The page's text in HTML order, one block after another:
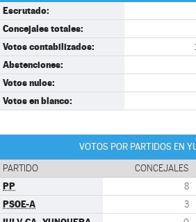
Escrutado:
Concejales totales:
Votos contabilizados:
Abstenciones:
Votos nulos:
Votos en blanco:
VOTOS POR PARTIDOS EN
PARTIDO CONCEJALES
PP 8
PSOE-A 3